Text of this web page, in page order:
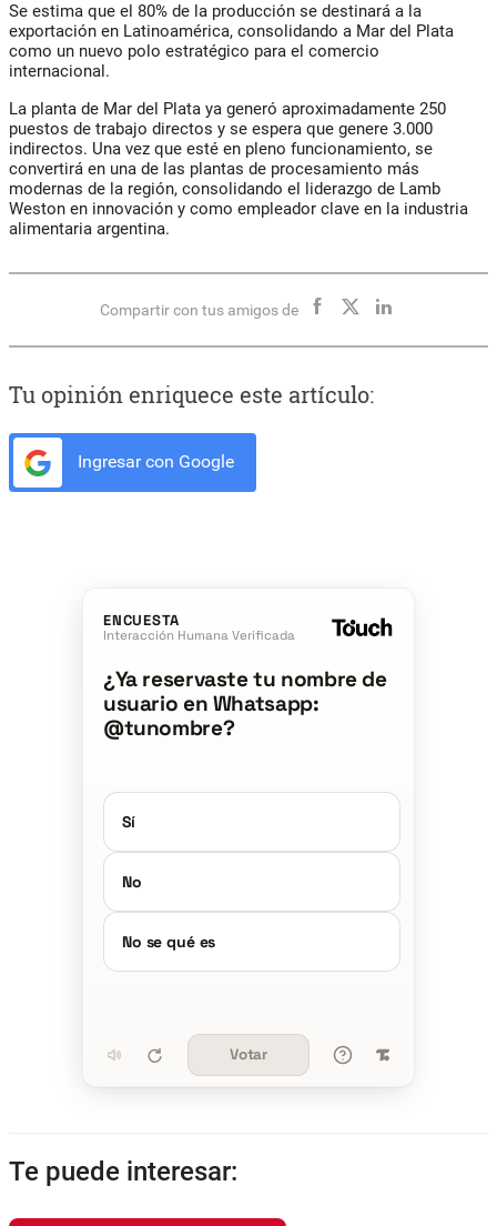
Se estima que el 80% de la producción se destinará a la
exportación en Latinoamérica, consolidando a Mar del Plata
como un nuevo polo estratégico para el comercio
internacional.
La planta de Mar del Plata ya generó aproximadamente 250
puestos de trabajo directos y se espera que genere 3.000
indirectos. Una vez que esté en pleno funcionamiento, se
convertirá en una de las plantas de procesamiento más
modernas de la región, consolidando el liderazgo de Lamb
Weston en innovación y como empleador clave en la industria
alimentaria argentina.
Compartir con tus amigos de
Tu opinión enriquece este artículo:
Ingresar con Google
ENCUESTA
Interacción Humana Verificada
¿Ya reservaste tu nombre de
usuario en Whatsapp:
@tunombre?
Sí
No
No se qué es
Votar
Te puede interesar: